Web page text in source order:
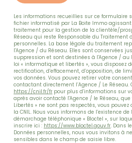
Les informations recueillies sur ce formulaire
fichier informatisé par La Boite Immo
traitement pour la gestion de la clientèle/
Réseau qui reste Responsable du Traitement
personnelles. La base légale du traitement
l'Agence / du Réseau. Elles sont conservées
suppression et sont destinées à l'Agence / au
loi « informatique et libertés », vous disposez
rectification, d’effacement, d’opposition, de
vos données. Vous pouvez retirer votre
contactant directement l’Agence / Le Réseau.
https://cnil.fr/fr pour plus d’informations sur
après avoir contacté l'Agence / le Réseau,
Libertés » ne sont pas respectés, vous
la CNIL. Nous vous informons de l’existence
démarchage téléphonique « Bloctel », sur
inscrire ici : https://www.bloctel.gouv.fr . Dans
Données personnelles, nous vous invitons à
sensibles dans le champ de saisie libre.